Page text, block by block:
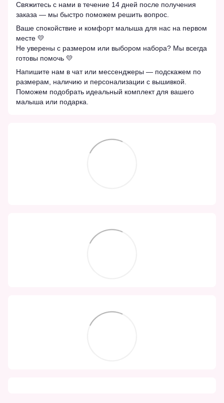
Свяжитесь с нами в течение 14 дней после получения
заказа — мы быстро поможем решить вопрос.
Ваше спокойствие и комфорт малыша для нас на первом
месте 💛
Не уверены с размером или выбором набора? Мы всегда
готовы помочь 💛
Напишите нам в чат или мессенджеры — подскажем по
размерам, наличию и персонализации с вышивкой.
Поможем подобрать идеальный комплект для вашего
малыша или подарка.